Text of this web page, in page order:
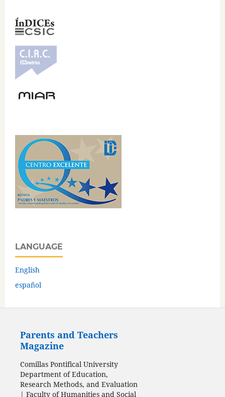
LANGUAGE
English
español
Parents and Teachers
Magazine
Comillas Pontifical University
Department of Education,
Research Methods, and Evaluation
| Faculty of Humanities and Social